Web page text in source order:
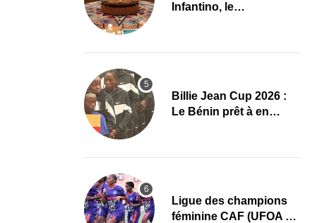
Infantino, le
Billie Jean Cup 2026 :
Le Bénin prêt à en
Ligue des champions
féminine CAF (UFOA A)